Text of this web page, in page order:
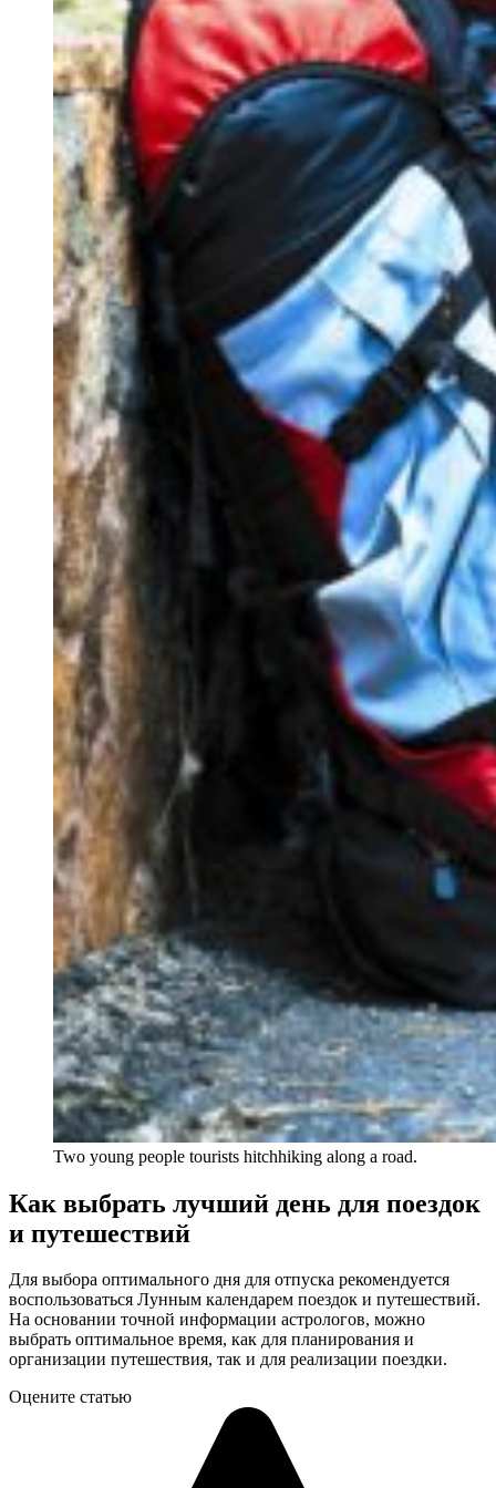
Two young people tourists hitchhiking along a road.
Как выбрать лучший день для поездок
и путешествий
Для выбора оптимального дня для отпуска рекомендуется
воспользоваться Лунным календарем поездок и путешествий.
На основании точной информации астрологов, можно
выбрать оптимальное время, как для планирования и
организации путешествия, так и для реализации поездки.
Оцените статью